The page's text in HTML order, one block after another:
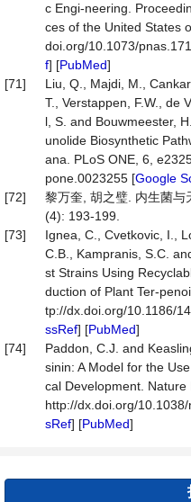
c Engi-neering.
ces of the United States
doi.org/10.1073/
f] [PubMed]
[71]
Liu, Q., Majdi, M.,
T., Verstappen, F.W., de
l, S. and Bouwmeester,
unolide Biosynthetic
ana. PLoS ONE, 6,
pone.0023255 [Google
[72]
黎万奎, 胡之璧. 内生菌
(4): 193-199.
[73]
Ignea, C., Cvetkovic, I.,
C.B., Kampranis, S.C.
st Strains Using
duction of Plant Ter-
tp://dx.doi.org/10.1186/
ssRef] [PubMed]
[74]
Paddon, C.J. and
sinin: A Model for the
cal Development. Nature
http://dx.doi.org/
sRef] [PubMed]